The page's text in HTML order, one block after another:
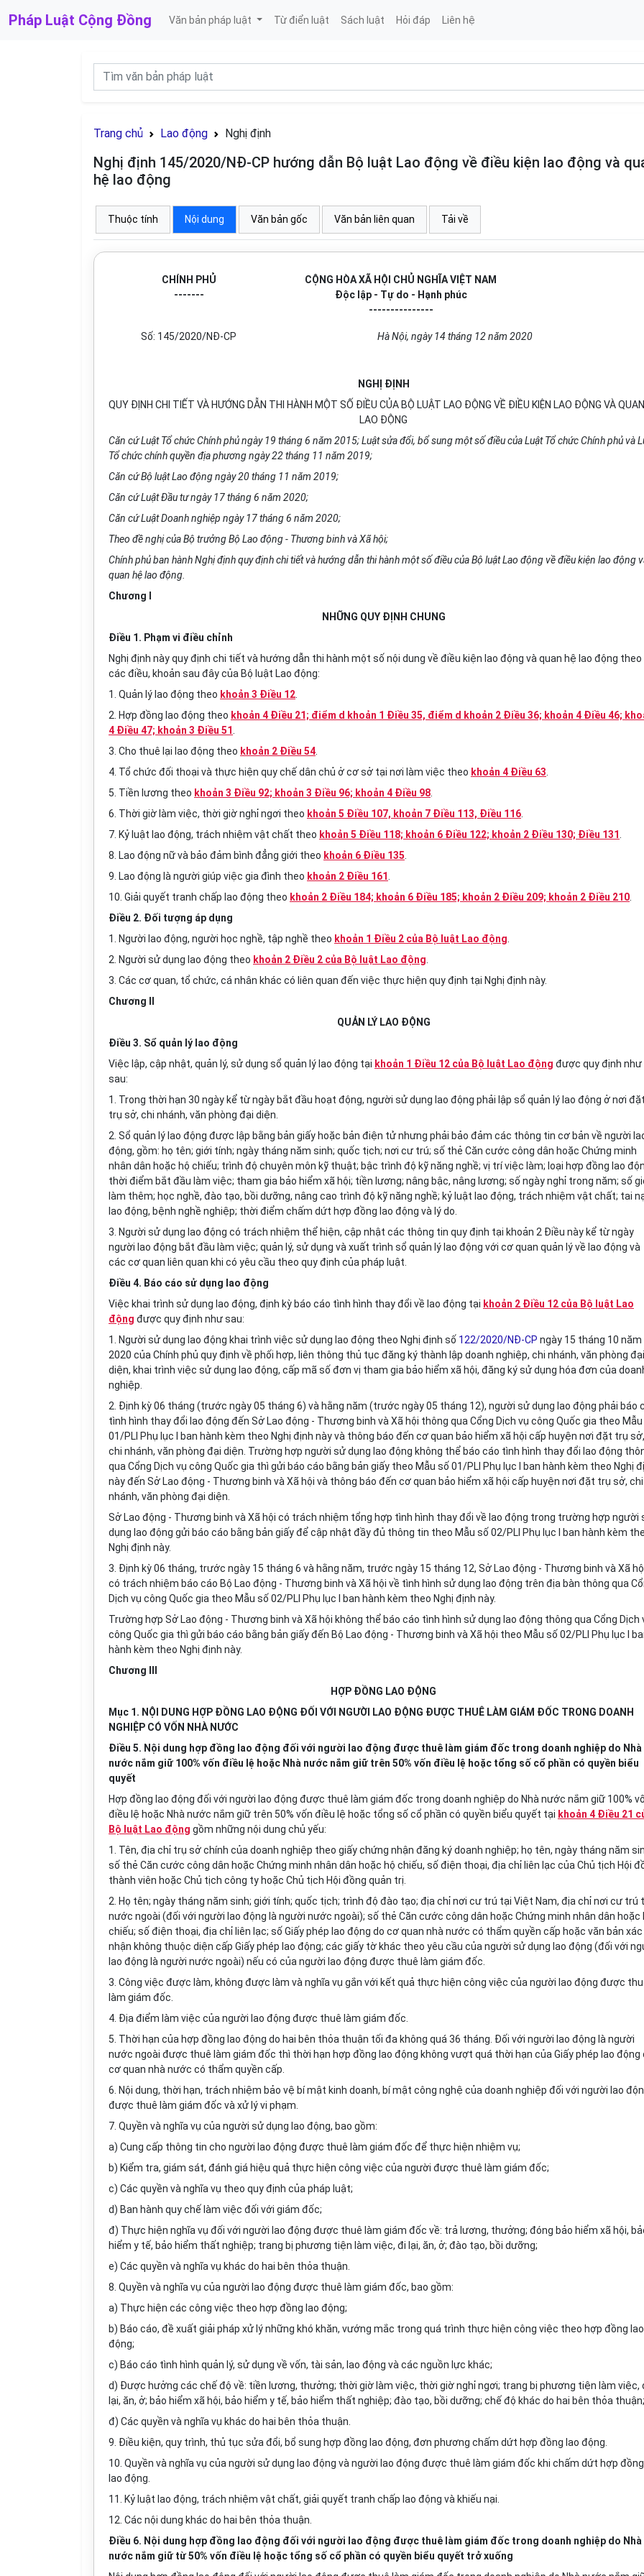
Pháp Luật Cộng Đồng Văn bản pháp luật Từ điển luật Sách luật Hỏi đáp Liên hệ
Trang chủ Lao động Nghị định
Nghị định 145/2020/NĐ-CP hướng dẫn Bộ luật Lao động về điều kiện lao động và
hệ lao động
Thuộc tính Nội dung Văn bản gốc Văn bản liên quan Tải về
CHÍNH PHỦ
-------
CỘNG HÒA XÃ HỘI CHỦ NGHĨA VIỆT NAM
Độc lập - Tự do - Hạnh phúc
---------------
Số: 1 45/2020/NĐ-CP Hà Nội, ngày 14 tháng 12 năm 2020
NGHỊ ĐỊNH
QUY ĐỊNH CHI TIẾT VÀ HƯỚNG DẪN THI HÀNH MỘT SỐ ĐIỀU CỦA BỘ LUẬT LAO ĐỘNG VỀ ĐIỀU KIỆN LAO ĐỘNG VÀ
LAO ĐỘNG
Căn cứ Luật Tổ chức Chính phủ ngày 19 tháng 6 năm 2015; Luật sửa đổi, bổ sung một số điều của Luật Tổ chức Chính phủ và
Tổ chức chính quyền địa phương ngày 22 tháng 11 năm 2019;
Căn cứ Bộ luật Lao động ngày 20 tháng 11 năm 2019;
Căn cứ Luật Đầu tư ngày 17 tháng 6 năm 2020;
Căn cứ Luật Doanh nghiệp ngày 17 tháng 6 năm 2020;
Theo đề nghị của Bộ trưởng Bộ Lao động - Thương binh và Xã hội;
Chính phủ ban hành Nghị định quy định chi tiết và hướng dẫn thi hành một số điều của Bộ luật Lao động về điều kiện lao động
quan hệ lao động.
Chương I
NHỮNG QUY ĐỊNH CHUNG
Điều 1. Phạm vi điều chỉnh
Nghị định này quy định chi tiết và hướng dẫn thi hành một số nội dung về điều kiện lao động và quan hệ lao động theo
các điều, khoản sau đây của Bộ luật Lao động:
1. Quản lý lao động theo khoản 3 Điều 12
2. Hợp đồng lao động theo khoản 4 Điều 21; điểm d khoản 1 Điều 35, điểm d khoản 2 Điều 36; khoản 4 Điều 46;
4 Điều 47; khoản 3 Điều 51
3. Cho thuê lại lao động theo khoản 2 Điều 54
4. Tổ chức đối thoại và thực hiện quy chế dân chủ ở cơ sở tại nơi làm việc theo khoản 4 Điều 63
5. Tiền lương theo khoản 3 Điều 92; khoản 3 Điều 96; khoản 4 Điều 98
6. Thời giờ làm việc, thời giờ nghỉ ngơi theo khoản 5 Điều 107, khoản 7 Điều 113, Điều 116
7. Kỷ luật lao động, trách nhiệm vật chất theo khoản 5 Điều 118; khoản 6 Điều 122; khoản 2 Điều 130; Điều 131
8. Lao động nữ và bảo đảm bình đẳng giới theo khoản 6 Điều 135
9. Lao động là người giúp việc gia đình theo khoản 2 Điều 161
10. Giải quyết tranh chấp lao động theo khoản 2 Điều 184; khoản 6 Điều 185; khoản 2 Điều 209; khoản 2 Điều 210
Điều 2. Đối tượng áp dụng
1. Người lao động, người học nghề, tập nghề theo khoản 1 Điều 2 của Bộ luật Lao động
2. Người sử dụng lao động theo khoản 2 Điều 2 của Bộ luật Lao động
3. Các cơ quan, tổ chức, cá nhân khác có liên quan đến việc thực hiện quy định tại Nghị định này.
Chương II
QUẢN LÝ LAO ĐỘNG
Điều 3. Sổ quản lý lao động
Việc lập, cập nhật, quản lý, sử dụng sổ quản lý lao động tại khoản 1 Điều 12 của Bộ luật Lao động được quy định như
sau:
1. Trong thời hạn 30 ngày kể từ ngày bắt đầu hoạt động, người sử dụng lao động phải lập sổ quản lý lao động ở nơi
trụ sở, chi nhánh, văn phòng đại diện.
2. Sổ quản lý lao động được lập bằng bản giấy hoặc bản điện tử nhưng phải bảo đảm các thông tin cơ bản về người
động, gồm: họ tên; giới tính; ngày tháng năm sinh; quốc tịch; nơi cư trú; số thẻ Căn cước công dân hoặc Chứng minh
nhân dân hoặc hộ chiếu; trình độ chuyên môn kỹ thuật; bậc trình độ kỹ năng nghề; vị trí việc làm; loại hợp đồng lao
thời điểm bắt đầu làm việc; tham gia bảo hiểm xã hội; tiền lương; nâng bậc, nâng lương; số ngày nghỉ trong năm; số
làm thêm; học nghề, đào tạo, bồi dưỡng, nâng cao trình độ kỹ năng nghề; kỷ luật lao động, trách nhiệm vật chất; tai
lao động, bệnh nghề nghiệp; thời điểm chấm dứt hợp đồng lao động và lý do.
3. Người sử dụng lao động có trách nhiệm thể hiện, cập nhật các thông tin quy định tại khoản 2 Điều này kể từ ngày
người lao động bắt đầu làm việc; quản lý, sử dụng và xuất trình sổ quản lý lao động với cơ quan quản lý về lao động và
các cơ quan liên quan khi có yêu cầu theo quy định của pháp luật.
Điều 4. Báo cáo sử dụng lao động
Việc khai trình sử dụng lao động, định kỳ báo cáo tình hình thay đổi về lao động tại khoản 2 Điều 12 của Bộ luật Lao
động được quy định như sau:
1. Người sử dụng lao động khai trình việc sử dụng lao động theo Nghị định số 122/2020/NĐ-CP ngày 15 tháng 10 năm
2020 của Chính phủ quy định về phối hợp, liên thông thủ tục đăng ký thành lập doanh nghiệp, chi nhánh, văn phòng đại
diện, khai trình việc sử dụng lao động, cấp mã số đơn vị tham gia bảo hiểm xã hội, đăng ký sử dụng hóa đơn của
nghiệp.
2. Định kỳ 06 tháng (trước ngày 05 tháng 6) và hằng năm (trước ngày 05 tháng 12), người sử dụng lao động phải báo
tình hình thay đổi lao động đến Sở Lao động - Thương binh và Xã hội thông qua Cổng Dịch vụ công Quốc gia theo
01/PLI Phụ lục I ban hành kèm theo Nghị định này và thông báo đến cơ quan bảo hiểm xã hội cấp huyện nơi đặt trụ sở,
chi nhánh, văn phòng đại diện. Trường hợp người sử dụng lao động không thể báo cáo tình hình thay đổi lao động
qua Cổng Dịch vụ công Quốc gia thì gửi báo cáo bằng bản giấy theo Mẫu số 01/PLI Phụ lục I ban hành kèm theo Nghị
này đến Sở Lao động - Thương binh và Xã hội và thông báo đến cơ quan bảo hiểm xã hội cấp huyện nơi đặt trụ sở, chi
nhánh, văn phòng đại diện.
Sở Lao động - Thương binh và Xã hội có trách nhiệm tổng hợp tình hình thay đổi về lao động trong trường hợp người
dụng lao động gửi báo cáo bằng bản giấy để cập nhật đầy đủ thông tin theo Mẫu số 02/PLI Phụ lục I ban hành kèm
Nghị định này.
3. Định kỳ 06 tháng, trước ngày 15 tháng 6 và hằng năm, trước ngày 15 tháng 12, Sở Lao động - Thương binh và Xã
có trách nhiệm báo cáo Bộ Lao động - Thương binh và Xã hội về tình hình sử dụng lao động trên địa bàn thông qua
Dịch vụ công Quốc gia theo Mẫu số 02/PLI Phụ lục I ban hành kèm theo Nghị định này.
Trường hợp Sở Lao động - Thương binh và Xã hội không thể báo cáo tình hình sử dụng lao động thông qua Cổng Dịch
công Quốc gia thì gửi báo cáo bằng bản giấy đến Bộ Lao động - Thương binh và Xã hội theo Mẫu số 02/PLI Phụ lục I
hành kèm theo Nghị định này.
Chương III
HỢP ĐỒNG LAO ĐỘNG
Mục 1. NỘI DUNG HỢP ĐỒNG LAO ĐỘNG ĐỐI VỚI NGƯỜI LAO ĐỘNG ĐƯỢC THUÊ LÀM GIÁM ĐỐC TRONG DOANH
NGHIỆP CÓ VỐN NHÀ NƯỚC
Điều 5. Nội dung hợp đồng lao động đối với người lao động được thuê làm giám đốc trong doanh nghiệp do Nhà
nước nắm giữ 100% vốn điều lệ hoặc Nhà nước nắm giữ trên 50% vốn điều lệ hoặc tổng số cổ phần có quyền biểu
quyết
Hợp đồng lao động đối với người lao động được thuê làm giám đốc trong doanh nghiệp do Nhà nước nắm giữ 100%
điều lệ hoặc Nhà nước nắm giữ trên 50% vốn điều lệ hoặc tổng số cổ phần có quyền biểu quyết tại khoản 4 Điều 21
Bộ luật Lao động gồm những nội dung chủ yếu:
1. Tên, địa chỉ trụ sở chính của doanh nghiệp theo giấy chứng nhận đăng ký doanh nghiệp; họ tên, ngày tháng năm
số thẻ Căn cước công dân hoặc Chứng minh nhân dân hoặc hộ chiếu, số điện thoại, địa chỉ liên lạc của Chủ tịch Hội
thành viên hoặc Chủ tịch công ty hoặc Chủ tịch Hội đồng quản trị.
2. Họ tên; ngày tháng năm sinh; giới tính; quốc tịch; trình độ đào tạo; địa chỉ nơi cư trú tại Việt Nam, địa chỉ nơi cư trú
nước ngoài (đối với người lao động là người nước ngoài); số thẻ Căn cước công dân hoặc Chứng minh nhân dân hoặc
chiếu; số điện thoại, địa chỉ liên lạc; số Giấy phép lao động do cơ quan nhà nước có thẩm quyền cấp hoặc văn bản xác
nhận không thuộc diện cấp Giấy phép lao động; các giấy tờ khác theo yêu cầu của người sử dụng lao động (đối với
lao động là người nước ngoài) nếu có của người lao động được thuê làm giám đốc.
3. Công việc được làm, không được làm và nghĩa vụ gắn với kết quả thực hiện công việc của người lao động được
làm giám đốc.
4. Địa điểm làm việc của người lao động được thuê làm giám đốc.
5. Thời hạn của hợp đồng lao động do hai bên thỏa thuận tối đa không quá 36 tháng. Đối với người lao động là người
nước ngoài được thuê làm giám đốc thì thời hạn hợp đồng lao động không vượt quá thời hạn của Giấy phép lao động
cơ quan nhà nước có thẩm quyền cấp.
6. Nội dung, thời hạn, trách nhiệm bảo vệ bí mật kinh doanh, bí mật công nghệ của doanh nghiệp đối với người lao
được thuê làm giám đốc và xử lý vi phạm.
7. Quyền và nghĩa vụ của người sử dụng lao động, bao gồm:
a) Cung cấp thông tin cho người lao động được thuê làm giám đốc để thực hiện nhiệm vụ;
b) Kiểm tra, giám sát, đánh giá hiệu quả thực hiện công việc của người được thuê làm giám đốc;
c) Các quyền và nghĩa vụ theo quy định của pháp luật;
d) Ban hành quy chế làm việc đối với giám đốc;
đ) Thực hiện nghĩa vụ đối với người lao động được thuê làm giám đốc về: trả lương, thưởng; đóng bảo hiểm xã hội,
hiểm y tế, bảo hiểm thất nghiệp; trang bị phương tiện làm việc, đi lại, ăn, ở; đào tạo, bồi dưỡng;
e) Các quyền và nghĩa vụ khác do hai bên thỏa thuận.
8. Quyền và nghĩa vụ của người lao động được thuê làm giám đốc, bao gồm:
a) Thực hiện các công việc theo hợp đồng lao động;
b) Báo cáo, đề xuất giải pháp xử lý những khó khăn, vướng mắc trong quá trình thực hiện công việc theo hợp đồng lao
động;
c) Báo cáo tình hình quản lý, sử dụng về vốn, tài sản, lao động và các nguồn lực khác;
d) Được hưởng các chế độ về: tiền lương, thưởng; thời giờ làm việc, thời giờ nghỉ ngơi; trang bị phương tiện làm việc,
lại, ăn, ở; bảo hiểm xã hội, bảo hiểm y tế, bảo hiểm thất nghiệp; đào tạo, bồi dưỡng; chế độ khác do hai bên thỏa thuận;
đ) Các quyền và nghĩa vụ khác do hai bên thỏa thuận.
9. Điều kiện, quy trình, thủ tục sửa đổi, bổ sung hợp đồng lao động, đơn phương chấm dứt hợp đồng lao động.
10. Quyền và nghĩa vụ của người sử dụng lao động và người lao động được thuê làm giám đốc khi chấm dứt hợp đồng
lao động.
11. Kỷ luật lao động, trách nhiệm vật chất, giải quyết tranh chấp lao động và khiếu nại.
12. Các nội dung khác do hai bên thỏa thuận.
Điều 6. Nội dung hợp đồng lao động đối với người lao động được thuê làm giám đốc trong doanh nghiệp do Nhà
nước nắm giữ từ 50% vốn điều lệ hoặc tổng số cổ phần có quyền biểu quyết trở xuống